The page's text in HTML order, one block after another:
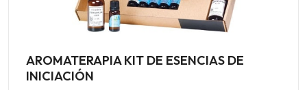
AROMATERAPIA KIT DE ESENCIAS DE
INICIACIÓN